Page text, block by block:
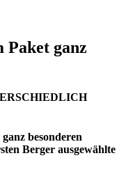
ganz
besonderen
Berger ausgewählte